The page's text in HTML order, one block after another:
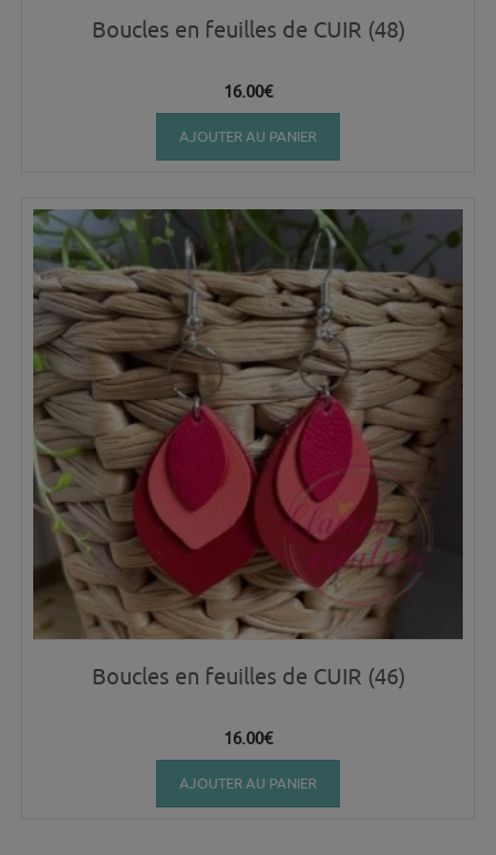
Boucles en feuilles de CUIR (48)
16.00€
AJOUTER AU PANIER
Boucles en feuilles de CUIR (46)
16.00€
AJOUTER AU PANIER